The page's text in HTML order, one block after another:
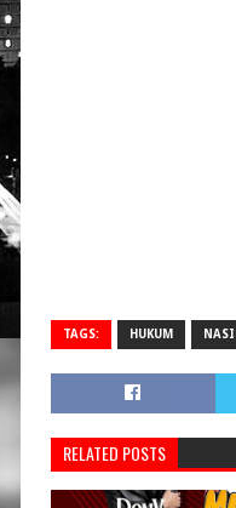
TAGS: HUKUM
RELATED POSTS